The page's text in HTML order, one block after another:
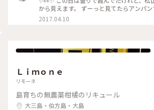
から見えます。 ずーっと見てたらアンパ
いるのも見えました😊 #歩く #わたしの街
園
2017.04.10
Ｌｉｍｏｎｅ
リモーネ
島育ちの無農薬柑橘のリキュール
大三島・伯方島・大島